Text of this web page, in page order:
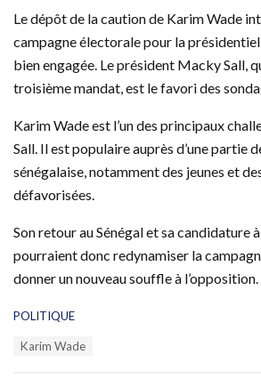
Le dépôt de la caution de Karim Wade
campagne électorale pour la
bien engagée. Le président Macky Sall,
troisième mandat, est le favori des
Karim Wade est l’un des principaux
Sall. Il est populaire auprès d’une partie
sénégalaise, notamment des jeunes et
défavorisées.
Son retour au Sénégal et sa candidature
pourraient donc redynamiser la
donner un nouveau souffle à l’opposition.
C
POLITIQUE
Karim Wade